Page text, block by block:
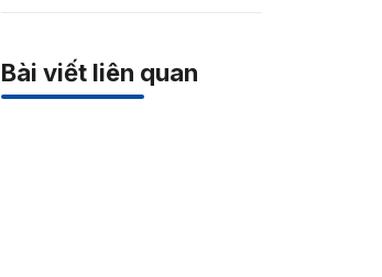
Bài viết liên quan